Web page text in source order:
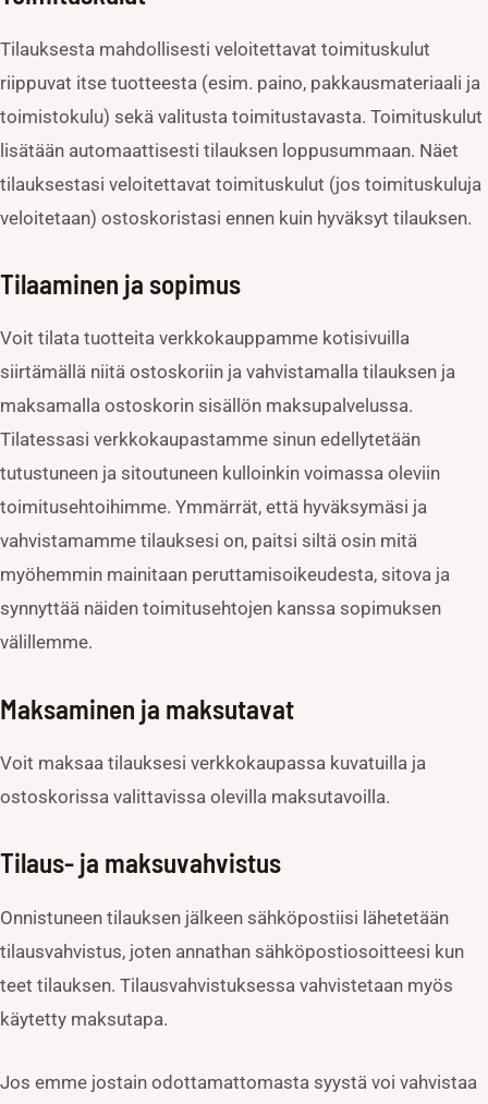
Tilauksesta mahdollisesti veloitettavat toimituskulut
riippuvat itse tuotteesta (esim. paino, pakkausmateriaali ja
toimistokulu) sekä valitusta toimitustavasta. Toimituskulut
lisätään automaattisesti tilauksen loppusummaan. Näet
tilauksestasi veloitettavat toimituskulut (jos toimituskuluja
veloitetaan) ostoskoristasi ennen kuin hyväksyt tilauksen.
Tilaaminen ja sopimus
Voit tilata tuotteita verkkokauppamme kotisivuilla
siirtämällä niitä ostoskoriin ja vahvistamalla tilauksen ja
maksamalla ostoskorin sisällön maksupalvelussa.
Tilatessasi verkkokaupastamme sinun edellytetään
tutustuneen ja sitoutuneen kulloinkin voimassa oleviin
toimitusehtoihimme. Ymmärrät, että hyväksymäsi ja
vahvistamamme tilauksesi on, paitsi siltä osin mitä
myöhemmin mainitaan peruttamisoikeudesta, sitova ja
synnyttää näiden toimitusehtojen kanssa sopimuksen
välillemme.
Maksaminen ja maksutavat
Voit maksaa tilauksesi verkkokaupassa kuvatuilla ja
ostoskorissa valittavissa olevilla maksutavoilla.
Tilaus- ja maksuvahvistus
Onnistuneen tilauksen jälkeen sähköpostiisi lähetetään
tilausvahvistus, joten annathan sähköpostiosoitteesi kun
teet tilauksen. Tilausvahvistuksessa vahvistetaan myös
käytetty maksutapa.
Jos emme jostain odottamattomasta syystä voi vahvistaa